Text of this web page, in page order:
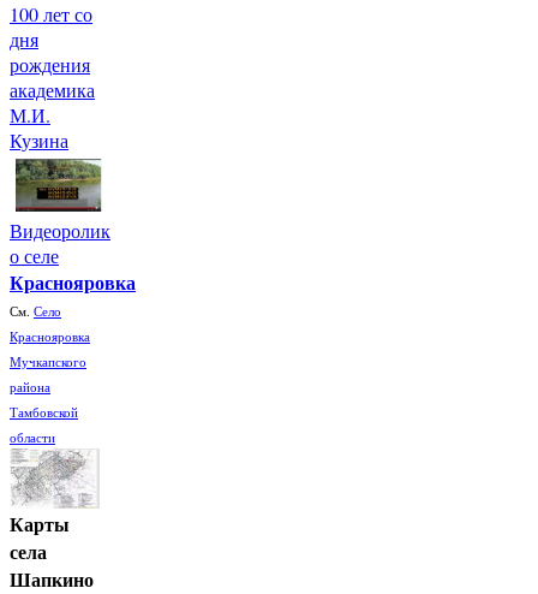
100 лет со
дня
рождения
академика
М.И.
Кузина
Видеоролик
о селе
Краснояровка
См. Село
Краснояровка
Мучкапского
района
Тамбовской
области
Карты
села
Шапкино